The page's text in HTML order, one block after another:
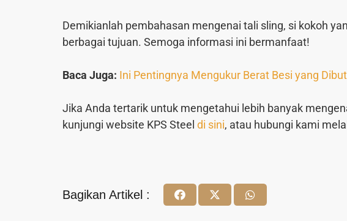
Demikianlah pembahasan mengenai tali sling, si kokoh
berbagai tujuan. Semoga informasi ini bermanfaat!
Baca Juga: Ini Pentingnya Mengukur Berat Besi yang
Jika Anda tertarik untuk mengetahui lebih banyak
kunjungi website KPS Steel di sini, atau hubungi kami
Bagikan Artikel :